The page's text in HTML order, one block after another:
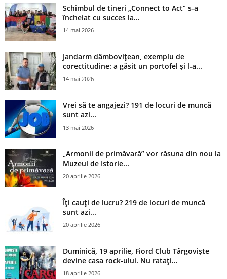
Schimbul de tineri „Connect to Act” s-a
încheiat cu succes la...
14 mai 2026
Jandarm dâmbovițean, exemplu de
corectitudine: a găsit un portofel și l‑a...
14 mai 2026
Vrei să te angajezi? 191 de locuri de muncă
sunt azi...
13 mai 2026
„Armonii de primăvară” vor răsuna din nou la
Muzeul de Istorie...
20 aprilie 2026
Îți cauți de lucru? 219 de locuri de muncă
sunt azi...
20 aprilie 2026
Duminică, 19 aprilie, Fiord Club Târgoviște
devine casa rock-ului. Nu ratați...
18 aprilie 2026